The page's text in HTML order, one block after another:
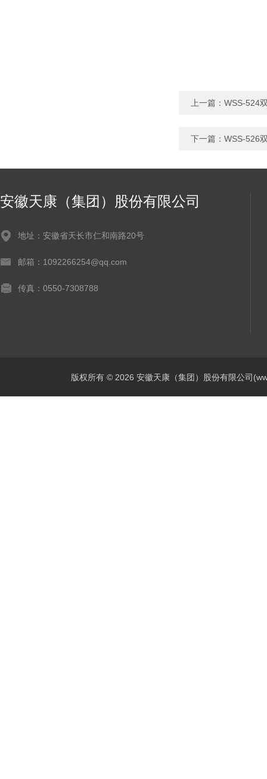
上一篇： WSS-524
下一篇： WSS-526
安徽天康（集团）股份有限公司
地址：安徽省天长市仁和南路20号
邮箱：1092266254@qq.com
传真：0550-7308788
版权所有 © 2026 安徽天康（集团）股份有限公司